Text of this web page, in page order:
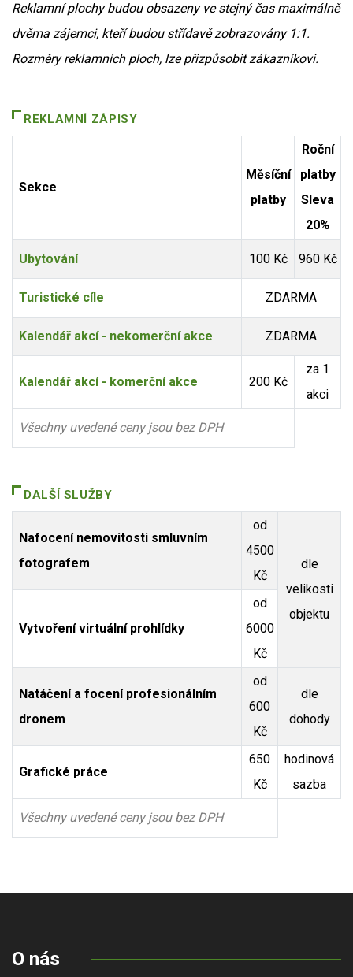
Reklamní plochy budou obsazeny ve stejný čas maximálně
dvěma zájemci, kteří budou střídavě zobrazovány 1:1.
Rozměry reklamních ploch, lze přizpůsobit zákazníkovi.
REKLAMNÍ ZÁPISY
Sekce
Měsíční
platby
Roční
platby
Sleva
20%
Ubytování 100 Kč 960 Kč
Turistické cíle ZDARMA
Kalendář akcí - nekomerční akce ZDARMA
Kalendář akcí - komerční akce 200 Kč
za 1
akci
Všechny uvedené ceny jsou bez DPH
DALŠÍ SLUŽBY
Nafocení nemovitosti smluvním
fotografem
od
4500
Kč
dle
velikosti
objektu
Vytvoření virtuální prohlídky
od
6000
Kč
Natáčení a focení profesionálním
dronem
od
600
Kč
dle
dohody
Grafické práce
650
Kč
hodinová
sazba
Všechny uvedené ceny jsou bez DPH
O nás